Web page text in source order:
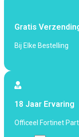
POE
Gratis
Bij Elke Bestelling
18 Jaar Ervaring
Officeel Fortinet